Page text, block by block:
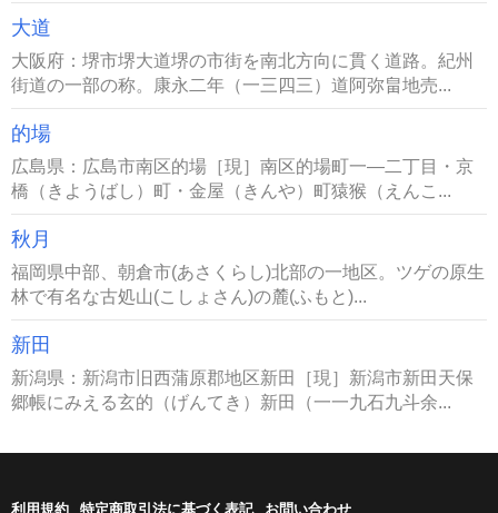
大道
大阪府：堺市堺大道堺の市街を南北方向に貫く道路。紀州
街道の一部の称。康永二年（一三四三）道阿弥畠地売...
的場
広島県：広島市南区的場［現］南区的場町一―二丁目・京
橋（きようばし）町・金屋（きんや）町猿猴（えんこ...
秋月
福岡県中部、朝倉市(あさくらし)北部の一地区。ツゲの原生
林で有名な古処山(こしょさん)の麓(ふもと)...
新田
新潟県：新潟市旧西蒲原郡地区新田［現］新潟市新田天保
郷帳にみえる玄的（げんてき）新田（一一九石九斗余...
利用規約 特定商取引法に基づく表記 お問い合わせ